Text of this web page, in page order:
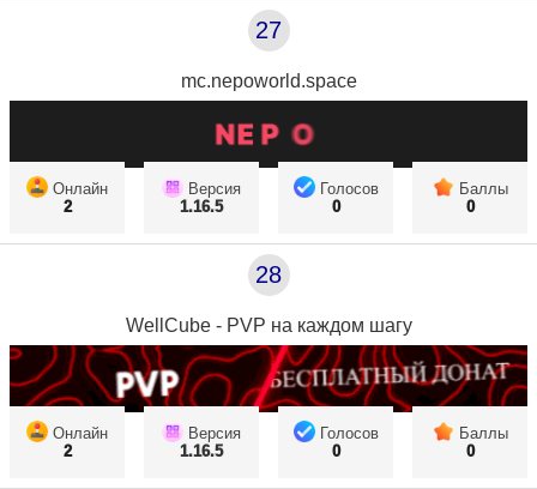
27
mc.nepoworld.space
Онлайн
2
Версия
1.16.5
Голосов
0
Баллы
0
28
WellCube - PVP на каждом шагу
Онлайн
2
Версия
1.16.5
Голосов
0
Баллы
0